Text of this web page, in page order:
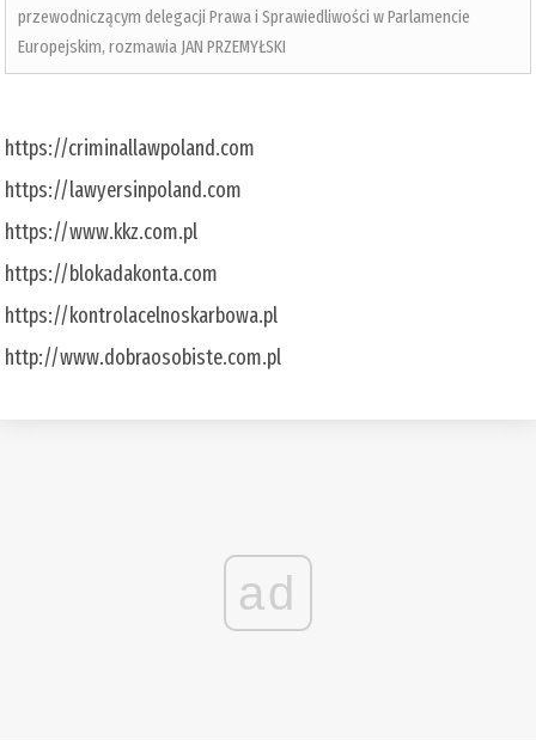
przewodniczącym delegacji Prawa i Sprawiedliwości w Parlamencie
Europejskim, rozmawia JAN PRZEMYŁSKI
https://criminallawpoland.com
https://lawyersinpoland.com
https://www.kkz.com.pl
https://blokadakonta.com
https://kontrolacelnoskarbowa.pl
http://www.dobraosobiste.com.pl
ad